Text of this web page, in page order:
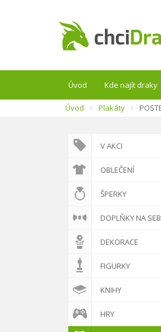
Úvod Kde najít draky
Úvod Plakáty
V AKCI
OBLEČENÍ
ŠPERKY
DOPLŇKY NA
DEKORACE
FIGURKY
KNIHY
HRY